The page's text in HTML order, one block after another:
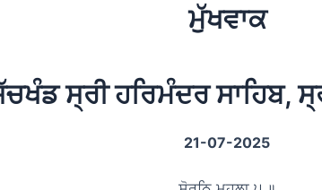
ਮੁੱਖਵਾਕ
ਸ੍ਰੀ ਹਰਿਮੰਦਰ ਸਾਹਿਬ,
21-07-2025